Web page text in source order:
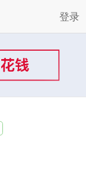
登录